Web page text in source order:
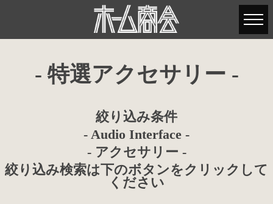
- 特選アクセサリー -
絞り込み条件
- Audio Interface -
- アクセサリー -
絞り込み検索は下のボタンをクリックして
ください